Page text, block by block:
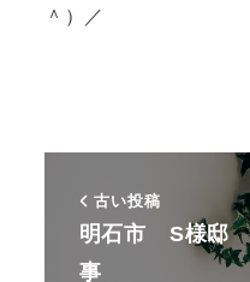
＾）／
古い投稿
明石市 S様邸
事